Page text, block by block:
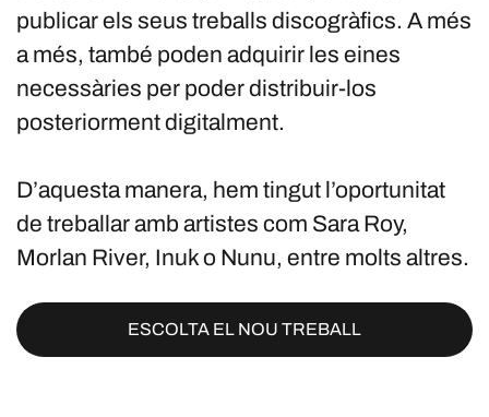
publicar els seus treballs discogràfics. A més
a més, també poden adquirir les eines
necessàries per poder distribuir-los
posteriorment digitalment.
D’aquesta manera, hem tingut l’oportunitat
de treballar amb artistes com Sara Roy,
Morlan River, Inuk o Nunu, entre molts altres.
ESCOLTA EL NOU TREBALL